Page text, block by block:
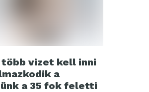
több vizet kell inni
a
a 35 fok feletti